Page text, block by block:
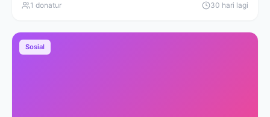
1 donatur 30 hari lagi
Sosial